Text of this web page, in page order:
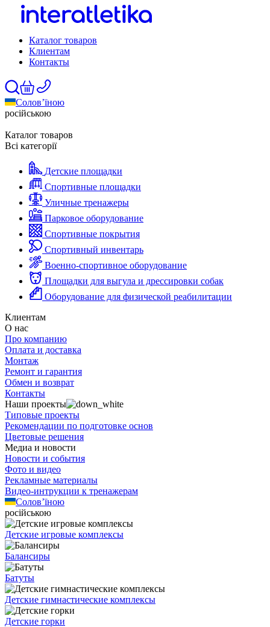
Каталог товаров
Клиентам
Контакты
Солов’їною
російською
Каталог товаров
Всі категорії
Детские площадки
Спортивные площадки
Уличные тренажеры
Парковое оборудование
Спортивные покрытия
Спортивный инвентарь
Военно-спортивное оборудование
Площадки для выгула и дрессировки собак
Оборудование для физической реабилитации
Клиентам
О нас
Про компанию
Оплата и доставка
Монтаж
Ремонт и гарантия
Обмен и возврат
Контакты
Наши проекты
Типовые проекты
Рекомендации по подготовке основ
Цветовые решения
Медиа и новости
Новости и события
Фото и видео
Рекламные материалы
Видео-интрукции к тренажерам
Солов’їною
російською
Детские игровые комплексы
Балансиры
Батуты
Детские гимнастические комплексы
Детские горки